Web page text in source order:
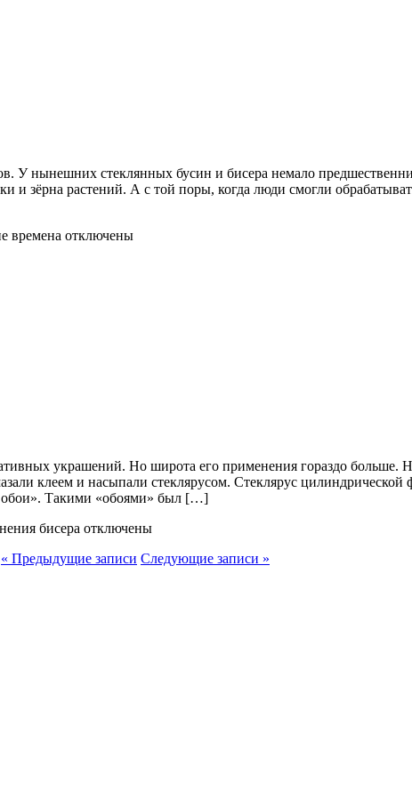
У нынешних стеклянных бусин и бисера немало
и зёрна растений. А с той поры, когда люди смогли
времена отключены
украшений. Но широта его применения гораздо больше.
клеем и насыпали стеклярусом. Стеклярус
обои». Такими «обоями» был […]
бисера отключены
« Предыдущие записи Следующие записи »